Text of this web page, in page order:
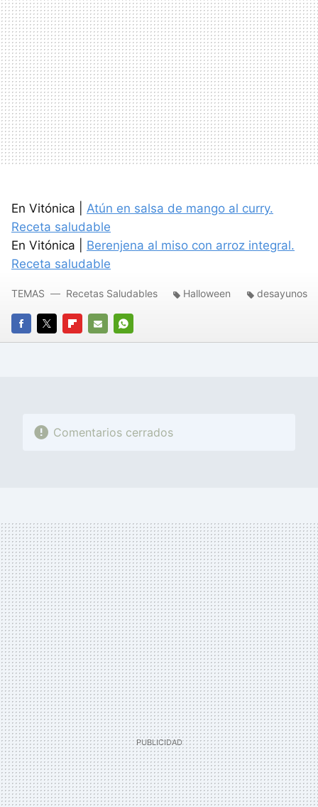
En Vitónica | Atún en salsa de mango al curry.
Receta saludable
En Vitónica | Berenjena al miso con arroz integral.
Receta saludable
FACEBOOK
TWITTERFLIPBOARD
E-
WHATSAPP
TEMAS Recetas Saludables Halloween desayunos
Comentarios cerrados